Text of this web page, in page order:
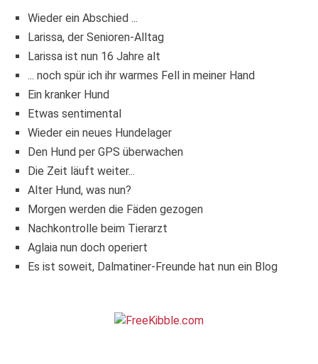
Wieder ein Abschied ...
Larissa, der Senioren-Alltag
Larissa ist nun 16 Jahre alt
... noch spür ich ihr warmes Fell in meiner Hand
Ein kranker Hund
Etwas sentimental
Wieder ein neues Hundelager
Den Hund per GPS überwachen
Die Zeit läuft weiter...
Alter Hund, was nun?
Morgen werden die Fäden gezogen
Nachkontrolle beim Tierarzt
Aglaia nun doch operiert
Es ist soweit, Dalmatiner-Freunde hat nun ein Blog